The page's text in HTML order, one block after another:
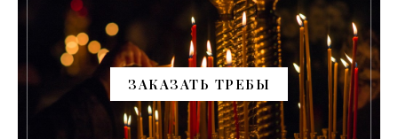
ЗАКАЗАТЬ ТРЕБЫ